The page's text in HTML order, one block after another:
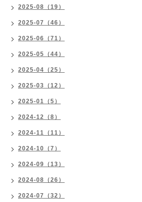
2025-08（19）
2025-07（46）
2025-06（71）
2025-05（44）
2025-04（25）
2025-03（12）
2025-01（5）
2024-12（8）
2024-11（11）
2024-10（7）
2024-09（13）
2024-08（26）
2024-07（32）